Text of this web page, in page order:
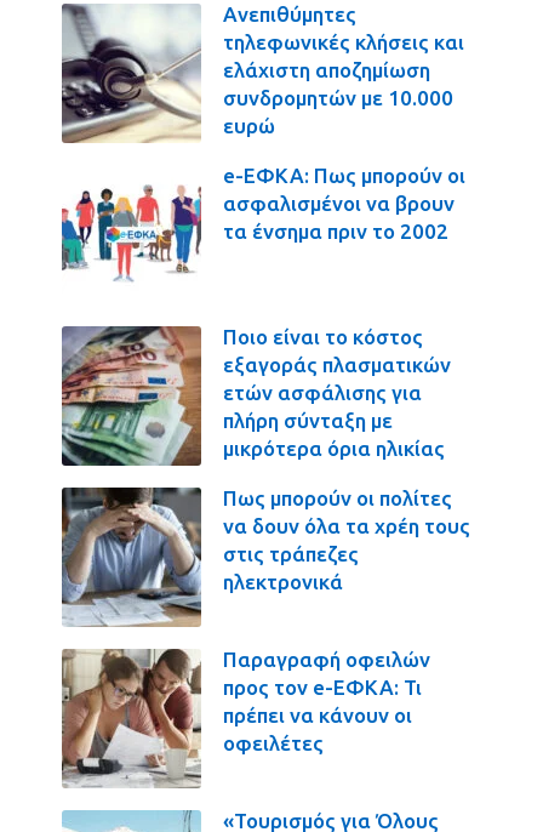
Ανεπιθύμητες
τηλεφωνικές κλήσεις και
ελάχιστη αποζημίωση
συνδρομητών με 10.000
ευρώ
e-ΕΦΚΑ: Πως μπορούν οι
ασφαλισμένοι να βρουν
τα ένσημα πριν το 2002
Ποιο είναι το κόστος
εξαγοράς πλασματικών
ετών ασφάλισης για
πλήρη σύνταξη με
μικρότερα όρια ηλικίας
Πως μπορούν οι πολίτες
να δουν όλα τα χρέη τους
στις τράπεζες
ηλεκτρονικά
Παραγραφή οφειλών
προς τον e-ΕΦΚΑ: Τι
πρέπει να κάνουν οι
οφειλέτες
«Τουρισμός για Όλους